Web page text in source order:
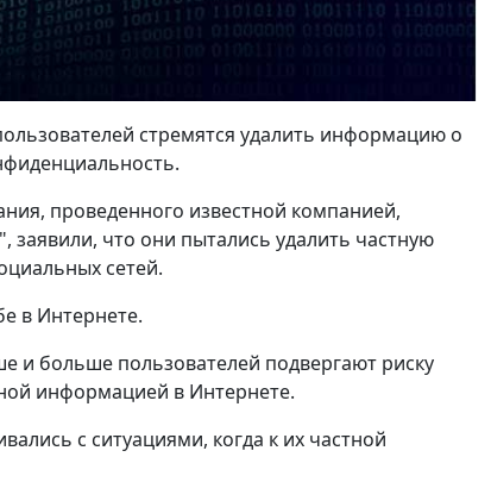
стремятся удалить информацию о
проведенного известной компанией,
что они пытались удалить частную
сетей.
в Интернете.
и больше пользователей подвергают риску
информацией в Интернете.
с ситуациями, когда к их частной